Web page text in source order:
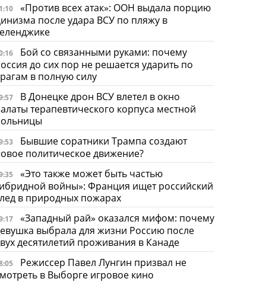
«Против всех атак»: ООН выдала порцию
после удара ВСУ по пляжу в
Бой со связанными руками: почему
до сих пор не решается ударить по
в полную силу
В Донецке дрон ВСУ влетел в окно
терапевтического корпуса местной
Бывшие соратники Трампа создают
политическое движение?
«Это также может быть частью
войны»: Франция ищет российский
в природных пожарах
«Западный рай» оказался мифом: почему
выбрала для жизни Россию после
десятилетий проживания в Канаде
Режиссер Павел Лунгин призвал не
в Выборге игровое кино